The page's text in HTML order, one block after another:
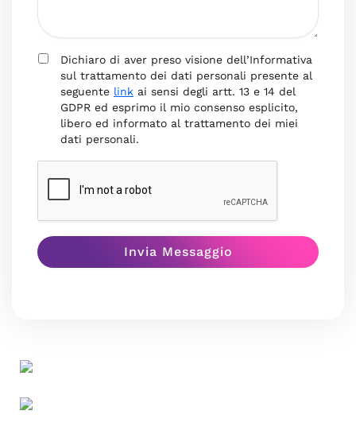
Dichiaro di aver preso visione dell’Informativa
sul trattamento dei dati personali presente al
seguente link ai sensi degli artt. 13 e 14 del
GDPR ed esprimo il mio consenso esplicito,
libero ed informato al trattamento dei miei
dati personali.